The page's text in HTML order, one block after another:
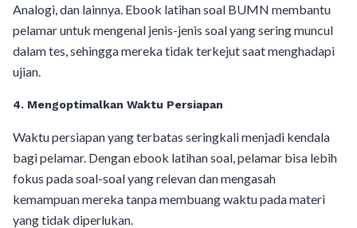
Analogi, dan lainnya. Ebook latihan soal BUMN membantu
pelamar untuk mengenal jenis-jenis soal yang sering muncul
dalam tes, sehingga mereka tidak terkejut saat menghadapi
ujian.
4. Mengoptimalkan Waktu Persiapan
Waktu persiapan yang terbatas seringkali menjadi kendala
bagi pelamar. Dengan ebook latihan soal, pelamar bisa lebih
fokus pada soal-soal yang relevan dan mengasah
kemampuan mereka tanpa membuang waktu pada materi
yang tidak diperlukan.